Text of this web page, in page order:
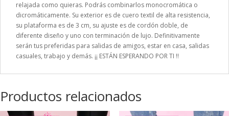
relajada como quieras. Podrás combinarlos monocromática o
dicromáticamente. Su exterior es de cuero textil de alta resistencia,
su plataforma es de 3 cm, su ajuste es de cordón doble, de
diferente diseño y uno con terminación de lujo. Definitivamente
serán tus preferidas para salidas de amigos, estar en casa, salidas
casuales, trabajo y demás. ¡¡ ESTÁN ESPERANDO POR TI !!
Productos relacionados